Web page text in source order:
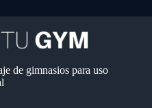
de gimnasios para uso